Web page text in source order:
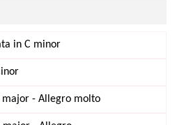
in C minor
major - Allegro molto